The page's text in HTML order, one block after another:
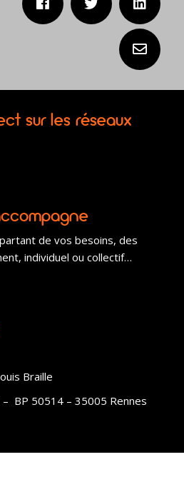
de vos besoins, des
individuel ou collectif…
Braille
– BP 50514 – 35005 Rennes
sur les réseaux